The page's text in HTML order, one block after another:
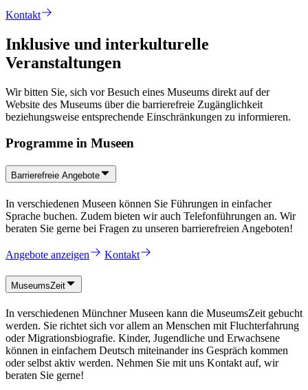
Kontakt
Inklusive und interkulturelle
Veranstaltungen
Wir bitten Sie, sich vor Besuch eines Museums direkt auf der
Website des Museums über die barrierefreie Zugänglichkeit
beziehungsweise entsprechende Einschränkungen zu informieren.
Programme in Museen
Barrierefreie Angebote
In verschiedenen Museen können Sie Führungen in einfacher
Sprache buchen. Zudem bieten wir auch Telefonführungen an. Wir
beraten Sie gerne bei Fragen zu unseren barrierefreien Angeboten!
Angebote anzeigen Kontakt
MuseumsZeit
In verschiedenen Münchner Museen kann die MuseumsZeit gebucht
werden. Sie richtet sich vor allem an Menschen mit Fluchterfahrung
oder Migrationsbiografie. Kinder, Jugendliche und Erwachsene
können in einfachem Deutsch miteinander ins Gespräch kommen
oder selbst aktiv werden. Nehmen Sie mit uns Kontakt auf, wir
beraten Sie gerne!